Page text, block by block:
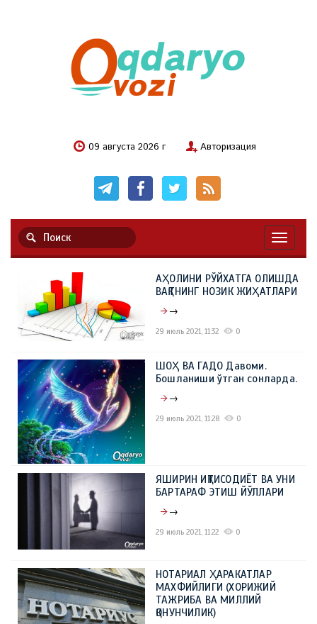
09 августа 2026 г Авторизация
АҲОЛИНИ РЎЙХАТГА ОЛИШДА
ВАҚТНИНГ НОЗИК ЖИҲАТЛАРИ
→
29 июль 2021, 11:32 0
ШОҲ ВА ГАДО Давоми.
Бошланиши ўтган сонларда.
→
29 июль 2021, 11:28 0
ЯШИРИН ИҚТИСОДИЁТ ВА УНИ
БАРТАРАФ ЭТИШ ЙЎЛЛАРИ
→
29 июль 2021, 11:22 0
НОТАРИАЛ ҲАРАКАТЛАР
МАХФИЙЛИГИ (ХОРИЖИЙ
ТАЖРИБА ВА МИЛЛИЙ
ҚОНУНЧИЛИК)